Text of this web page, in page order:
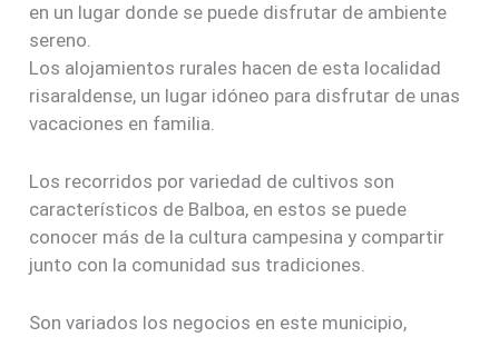
en un lugar donde se puede disfrutar de ambiente
sereno.
Los alojamientos rurales hacen de esta localidad
risaraldense, un lugar idóneo para disfrutar de unas
vacaciones en familia.
Los recorridos por variedad de cultivos son
característicos de Balboa, en estos se puede
conocer más de la cultura campesina y compartir
junto con la comunidad sus tradiciones.
Son variados los negocios en este municipio,